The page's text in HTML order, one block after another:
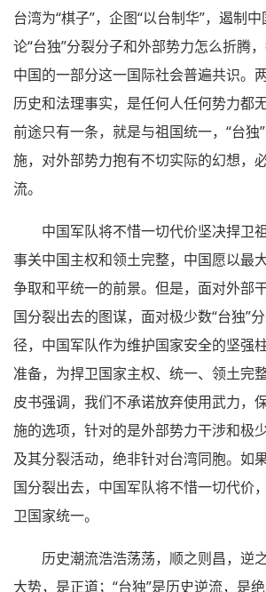
台湾为“棋子”，企图“以台制华”，遏制
论“台独”分裂分子和外部势力怎么折腾
中国的一部分这一国际社会普遍共识。
历史和法理事实，是任何人任何势力都
前途只有一条，就是与祖国统一，“台独
施，对外部势力抱有不切实际的幻想，
流。
中国军队将不惜一切代价坚决捍卫
事关中国主权和领土完整，中国愿以最
争取和平统一的前景。但是，面对外部
国分裂出去的图谋，面对极少数“台独”
径，中国军队作为维护国家安全的坚强
准备，为捍卫国家主权、统一、领土完
皮书强调，我们不承诺放弃使用武力，
施的选项，针对的是外部势力干涉和极
及其分裂活动，绝非针对台湾同胞。如
国分裂出去，中国军队将不惜一切代价
卫国家统一。
历史潮流浩浩荡荡，顺之则昌，逆
大势，是正道；“台独”是历史逆流，是